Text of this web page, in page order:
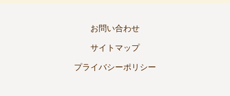
お問い合わせ
サイトマップ
プライバシーポリシー